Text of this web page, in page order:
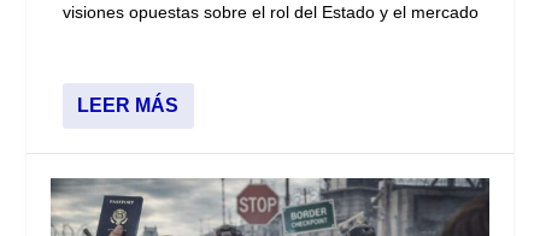
visiones opuestas sobre el rol del Estado y el mercado
LEER MÁS